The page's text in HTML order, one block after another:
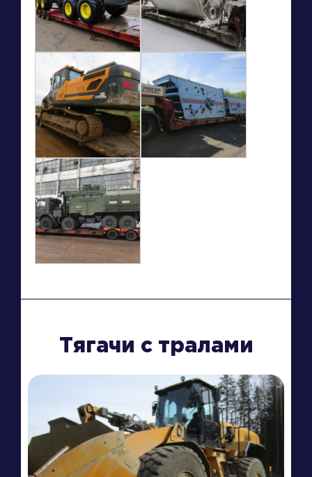
Тягачи с тралами